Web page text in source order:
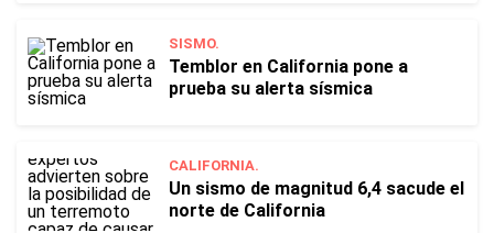
SISMO.
Temblor en California pone a
prueba su alerta sísmica
CALIFORNIA.
Un sismo de magnitud 6,4 sacude el
norte de California